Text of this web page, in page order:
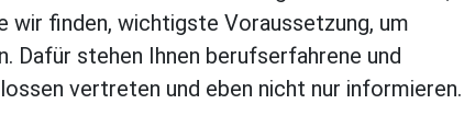
wir finden, wichtigste Voraussetzung, um
Dafür stehen Ihnen berufserfahrene und
vertreten und eben nicht nur informieren.